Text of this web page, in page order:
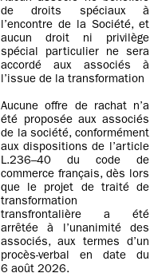
de droits spéciaux à
l’encontre de la Société, et
aucun droit ni privilège
spécial particulier ne sera
accordé aux associés à
l’issue de la transformation
Aucune offre de rachat n’a
été proposée aux associés
de la société, conformément
aux dispositions de l’article
L.236–40 du code de
commerce français, dès lors
que le projet de traité de
transformation
transfrontalière a été
arrêtée à l’unanimité des
associés, aux termes d’un
procès-verbal en date du
6 août 2026.